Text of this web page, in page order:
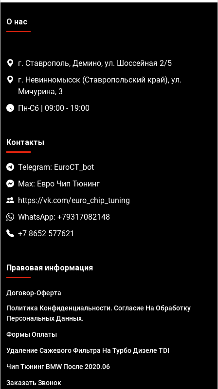
О нас
г. Ставрополь, Демино, ул. Шоссейная 2/5
г. Невинномысск (Ставропольский край), ул.
Мичурина, 3
Пн-Сб | 09:00 - 19:00
Контакты
Telegram: EuroCT_bot
Max: Евро Чип Тюнинг
https://vk.com/euro_chip_tuning
WhatsApp: +79317082148
+7 8652 577621
Правовая информация
Договор-Оферта
Политика Конфиденциальности. Согласие На Обработку
Персональных Данных.
Формы Оплаты
Удаление Сажевого Фильтра На Турбо Дизеле TDI
Чип Тюнинг BMW После 2020.06
Заказать Звонок